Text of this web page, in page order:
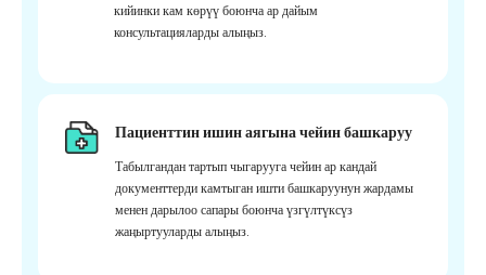
кийинки кам көрүү боюнча ар дайым
консультацияларды алыңыз.
Пациенттин ишин аягына чейин башкаруу
Табылгандан тартып чыгарууга чейин ар кандай
документтерди камтыган ишти башкаруунун жардамы
менен дарылоо сапары боюнча үзгүлтүксүз
жаңыртууларды алыңыз.